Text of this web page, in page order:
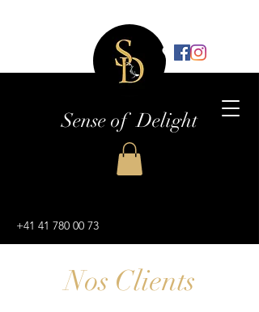
Sense of Delight
+41 41 780 00 73
Nos Clients